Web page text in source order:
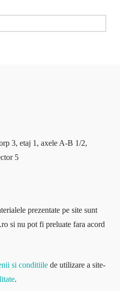
3, etaj 1, axele A-B 1/2,
5
prezentate pe site sunt
si nu pot fi preluate fara acord
si conditiilede utilizare a site-
.